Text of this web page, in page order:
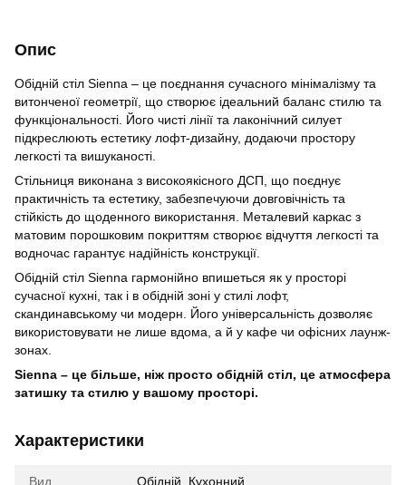
Опис
Обідній стіл Sienna – це поєднання сучасного мінімалізму та
витонченої геометрії, що створює ідеальний баланс стилю та
функціональності. Його чисті лінії та лаконічний силует
підкреслюють естетику лофт-дизайну, додаючи простору
легкості та вишуканості.
Стільниця виконана з високоякісного ДСП, що поєднує
практичність та естетику, забезпечуючи довговічність та
стійкість до щоденного використання. Металевий каркас з
матовим порошковим покриттям створює відчуття легкості та
водночас гарантує надійність конструкції.
Обідній стіл Sienna гармонійно впишеться як у просторі
сучасної кухні, так і в обідній зоні у стилі лофт,
скандинавському чи модерн. Його універсальність дозволяє
використовувати не лише вдома, а й у кафе чи офісних лаунж-
зонах.
Sienna – це більше, ніж просто обідній стіл, це атмосфера
затишку та стилю у вашому просторі.
Характеристики
Вид Обідній, Кухонний